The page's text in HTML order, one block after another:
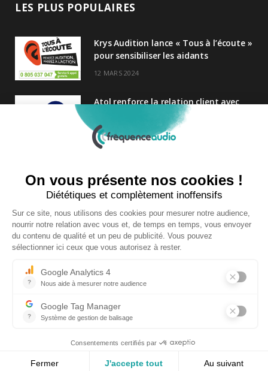
LES PLUS POPULAIRES
Krys Audition lance « Tous à l’écoute »
pour sensibiliser les aidants
12 MARS 2024
Atol renforce la relation client avec
une nouvelle campagne axée sur la
satisfaction
25 FÉVRIER 2025
Audition Conseil
27 MARS 2024
Copyright © 2026 | Tous droits réservés |
Politique de confidentialité|Plan du site Visiperf